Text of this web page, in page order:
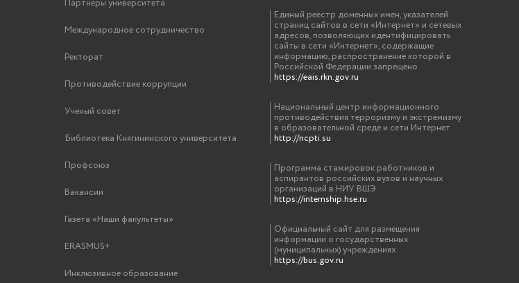
Партнеры университета
Международное сотрудничество
Ректорат
Противодействие коррупции
Ученый совет
Библиотека Княгининского университета
Профсоюз
Вакансии
Газета «Наши факультеты»
ERASMUS+
Инклюзивное образование
Единый реестр доменных имен, указателей
страниц сайтов в сети «Интернет» и сетевых
адресов, позволяющих идентифицировать
сайты в сети «Интернет», содержащие
информацию, распространение которой в
Российской Федерации запрещено
https://eais.rkn.gov.ru
Национальный центр информационного
противодействия терроризму и экстремизму
в образовательной среде и сети Интернет
http://ncpti.su
Программа стажировок работников и
аспирантов российских вузов и научных
организаций в НИУ ВШЭ
https://internship.hse.ru
Официальный сайт для размещения
информации о государственных
(муниципальных) учреждениях
https://bus.gov.ru